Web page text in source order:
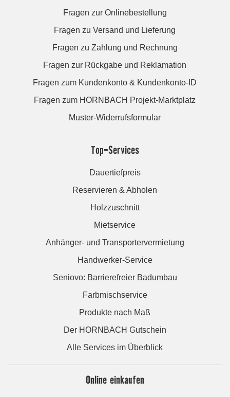
Fragen zur Onlinebestellung
Fragen zu Versand und Lieferung
Fragen zu Zahlung und Rechnung
Fragen zur Rückgabe und Reklamation
Fragen zum Kundenkonto & Kundenkonto-ID
Fragen zum HORNBACH Projekt-Marktplatz
Muster-Widerrufsformular
Top-Services
Dauertiefpreis
Reservieren & Abholen
Holzzuschnitt
Mietservice
Anhänger- und Transportervermietung
Handwerker-Service
Seniovo: Barrierefreier Badumbau
Farbmischservice
Produkte nach Maß
Der HORNBACH Gutschein
Alle Services im Überblick
Online einkaufen